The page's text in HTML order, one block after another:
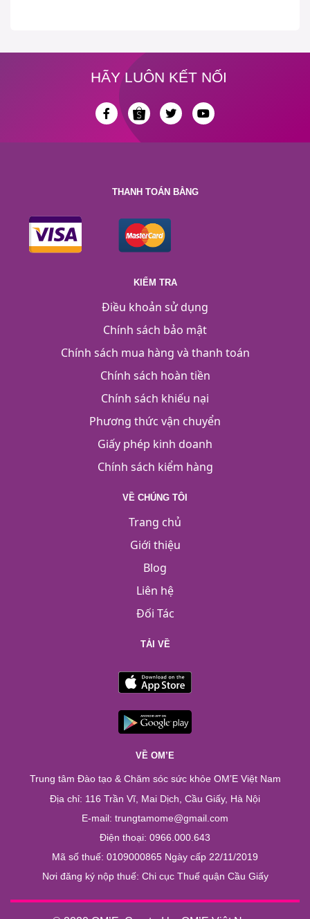
HÃY LUÔN KẾT NỐI
THANH TOÁN BẰNG
KIỂM TRA
Điều khoản sử dụng
Chính sách bảo mật
Chính sách mua hàng và thanh toán
Chính sách hoàn tiền
Chính sách khiếu nại
Phương thức vận chuyển
Giấy phép kinh doanh
Chính sách kiểm hàng
VỀ CHÚNG TÔI
Trang chủ
Giới thiệu
Blog
Liên hệ
Đối Tác
TẢI VỀ
VỀ OM’E
Trung tâm Đào tạo & Chăm sóc sức khỏe OM’E Việt Nam
Địa chỉ: 116 Trần Vĩ, Mai Dịch, Cầu Giấy, Hà Nội
E-mail: trungtamome@gmail.com
Điện thoại: 0966.000.643
Mã số thuế: 0109000865 Ngày cấp 22/11/2019
Nơi đăng ký nộp thuế: Chi cục Thuế quận Cầu Giấy